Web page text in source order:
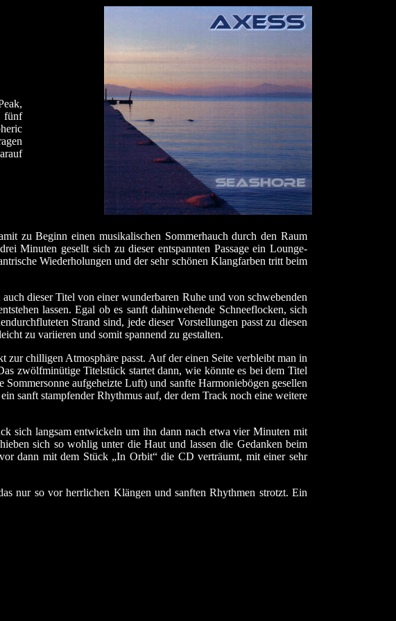
fünf
zu Beginn einen musikalischen Sommerhauch durch den Raum
Minuten gesellt sich zu dieser entspannten Passage ein Lounge-
Wiederholungen und der sehr schönen Klangfarben tritt beim
dieser Titel von einer wunderbaren Ruhe und von schwebenden
lassen. Egal ob es sanft dahinwehende Schneeflocken, sich
Strand sind, jede dieser Vorstellungen passt zu diesen
zu variieren und somit spannend zu gestalten.
zur chilligen Atmosphäre passt. Auf der einen Seite verbleibt man in
zwölfminütige Titelstück startet dann, wie könnte es bei dem Titel
aufgeheizte Luft) und sanfte Harmoniebögen gesellen
sanft stampfender Rhythmus auf, der dem Track noch eine weitere
sich langsam entwickeln um ihn dann nach etwa vier Minuten mit
sich so wohlig unter die Haut und lassen die Gedanken beim
dann mit dem Stück „In Orbit“ die CD verträumt, mit einer sehr
nur so vor herrlichen Klängen und sanften Rhythmen strotzt. Ein